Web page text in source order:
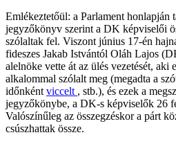
Emlékeztetőül: a Parlament honlapján
jegyzőkönyv szerint a DK képviselői
szólaltak fel. Viszont június 17-én
fideszes Jakab Istvántól Oláh Lajos
alelnöke vette át az ülés vezetését, aki
alkalommal szólalt meg (megadta a
időnként viccelt , stb.), és ezek a
jegyzőkönybe, a DK-s képviselők 26
Valószínűleg az összegzéskor a párt
csúszhattak össze.